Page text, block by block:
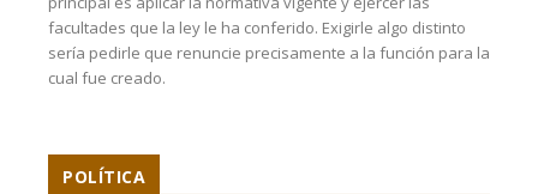
facultades que la ley le ha conferido. Exigirle algo distinto
sería pedirle que renuncie precisamente a la función para la
cual fue creado.
POLÍTICA